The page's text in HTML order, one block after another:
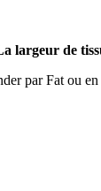
largeur de
par Fat ou